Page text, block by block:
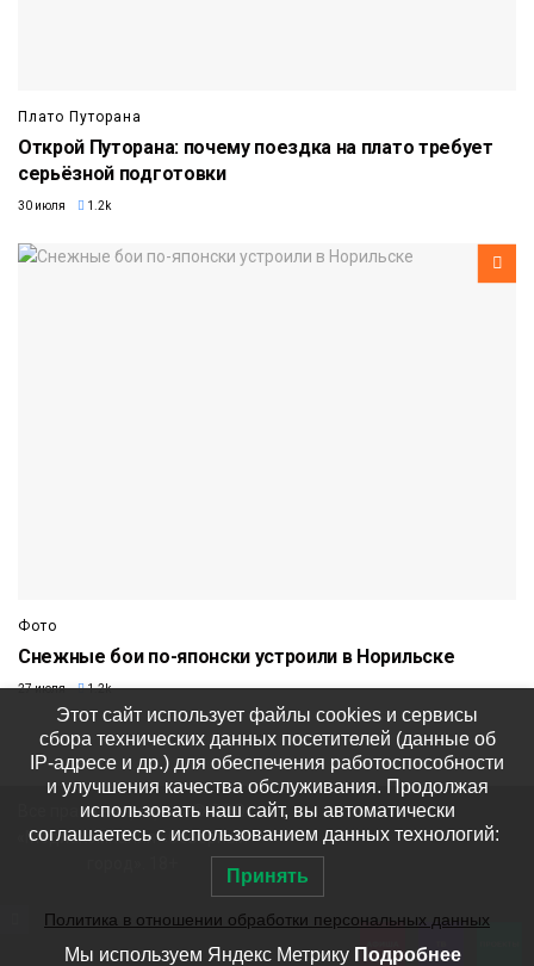
Плато Путорана
Открой Путорана: почему поездка на плато требует
серьёзной подготовки
30 июля 1.2k
Фото
Снежные бои по-японски устроили в Норильске
27 июля 1.2k
Все права защищены © ООО
«Медиакомпания «Северный
Этот сайт использует файлы cookies и сервисы
сбора технических данных посетителей (данные об
IP-адресе и др.) для обеспечения работоспособности
и улучшения качества обслуживания. Продолжая
использовать наш сайт, вы автоматически
соглашаетесь с использованием данных технологий:
Принять
Политика в отношении обработки персональных данных
Мы используем Яндекс Метрику Подробнее